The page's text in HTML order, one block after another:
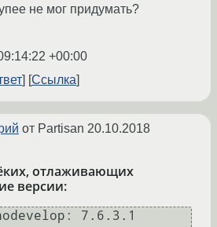
не мог придумать?
+00:00
Ссылка
от Partisan 20.10.2018
отлаживающих
версии:
7.6.3.1